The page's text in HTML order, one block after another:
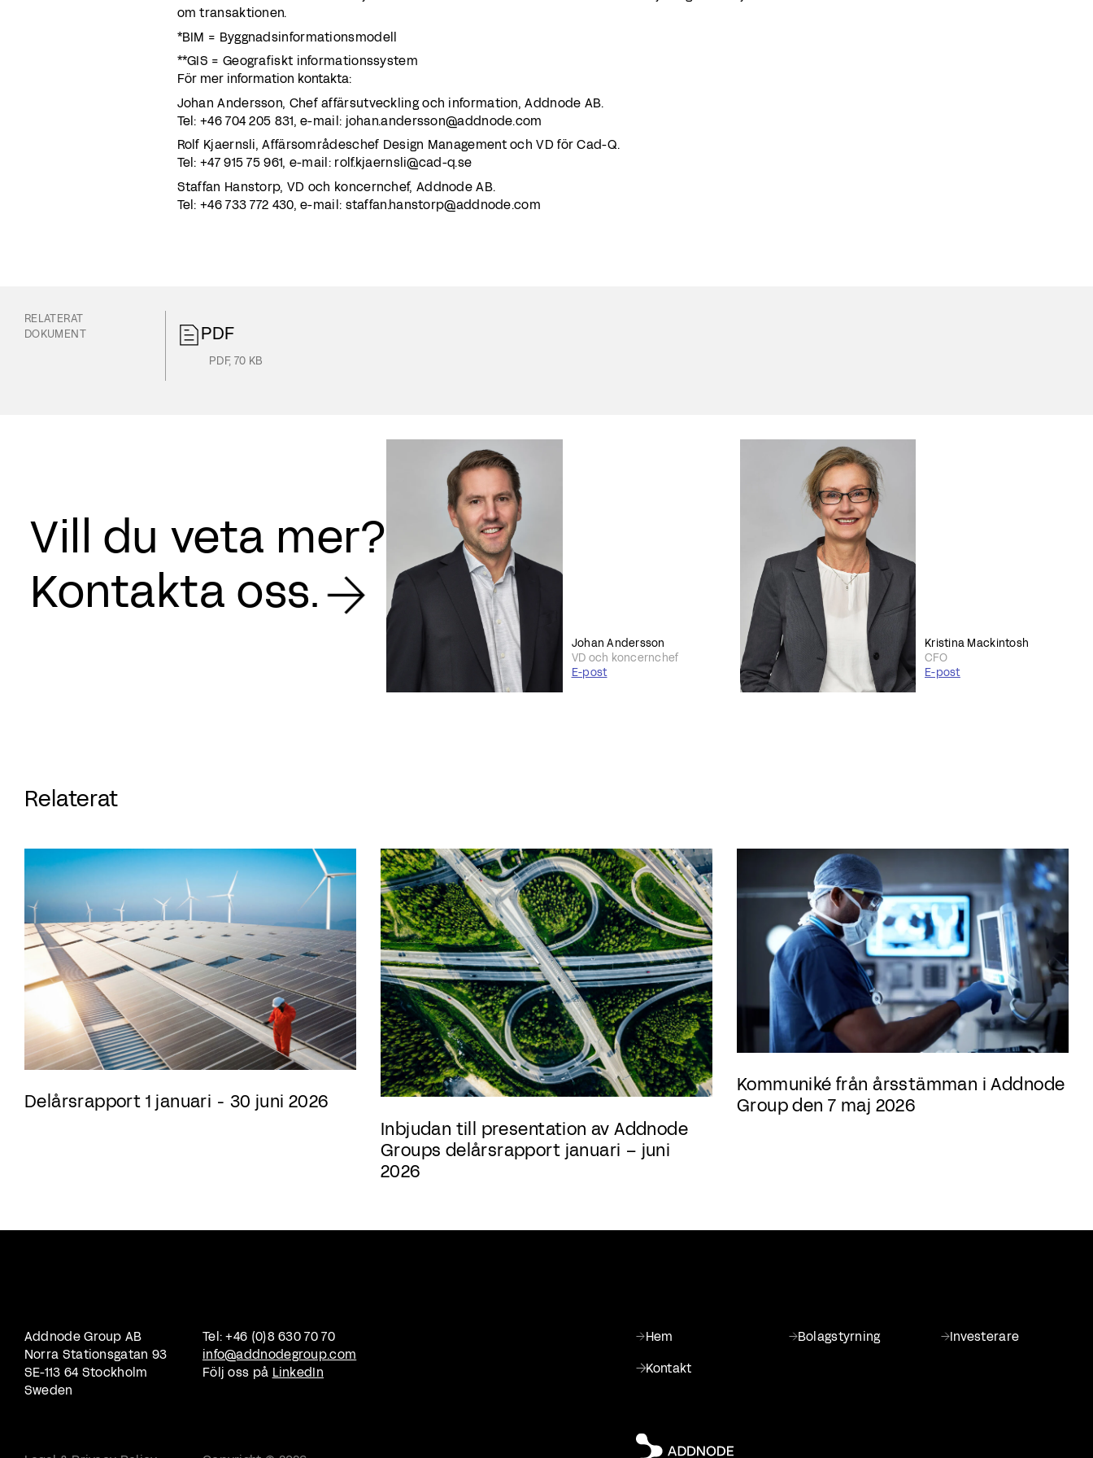
om transaktionen.
*BIM = Byggnadsinformationsmodell
**GIS = Geografiskt informationssystem
För mer information kontakta:
Johan Andersson, Chef affärsutveckling och information, Addnode AB.
Tel: +46 704 205 831, e-mail: johan.andersson@addnode.com
Rolf Kjaernsli, Affärsområdeschef Design Management och VD för Cad-Q.
Tel: +47 915 75 961, e-mail: rolf.kjaernsli@cad-q.se
Staffan Hanstorp, VD och koncernchef, Addnode AB.
Tel: +46 733 772 430, e-mail: staffan.hanstorp@addnode.com
RELATERAT
DOKUMENT
PDF
PDF, 70 KB
Vill du veta mer?
Kontakta oss.
Johan Andersson
VD och koncernchef
E-post
Kristina Mackintosh
CFO
E-post
Relaterat
Delårsrapport 1 januari - 30 juni 2026
Inbjudan till presentation av Addnode
Groups delårsrapport januari – juni
2026
Kommuniké från årsstämman i Addnode
Group den 7 maj 2026
Addnode Group AB
Norra Stationsgatan 93
SE-113 64 Stockholm
Sweden
Tel: +46 (0)8 630 70 70
info@addnodegroup.com
Följ oss på LinkedIn
Hem Bolagstyrning
Investerare
Kontakt